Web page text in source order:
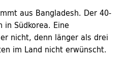
aus Bangladesh. Der 40-
in Südkorea. Eine
nicht, denn länger als drei
im Land nicht erwünscht.